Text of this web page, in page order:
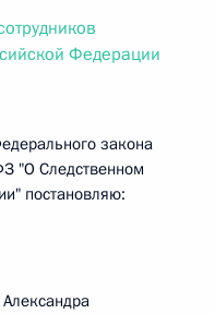
Федерации
закона
"О Следственном
постановляю: